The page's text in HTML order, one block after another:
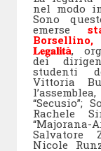
nel modo
Sono
emerse
𝐋𝐞𝐠𝐚𝐥𝐢𝐭à,
dei
studenti
Vittoria
“Secusio”;
Rachele
Salvatore
Nicole